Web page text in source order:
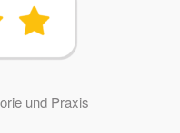
und Praxis